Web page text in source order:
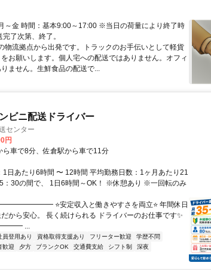
～金 時間：基本9:00～17:00 ※当日の荷量により終了時
了次第、終了。
物流拠点から出発です。トラックのお手伝いとして軽貨
お願いします。個人宅への配送ではありません。オフィ
ません。生鮮食品の配送で...
ビニ配送ドライバー
センター
円
ら車で8分、佐倉駅から車で11分
1日あたり6時間 〜 12時間 平均勤務日数：1ヶ月あたり21
：30の間で、 1日6時間～OK！ ※休憩あり ※一回転のみ
⭐安定収入と働きやすさを両立⭐ 年間休日
から安心。 長く続けられる ドライバーのお仕事です✨
...
員登用あり 資格取得支援あり フリーター歓迎
学歴不問
歓迎 夕方 ブランクOK 交通費支給 シフト制
深夜